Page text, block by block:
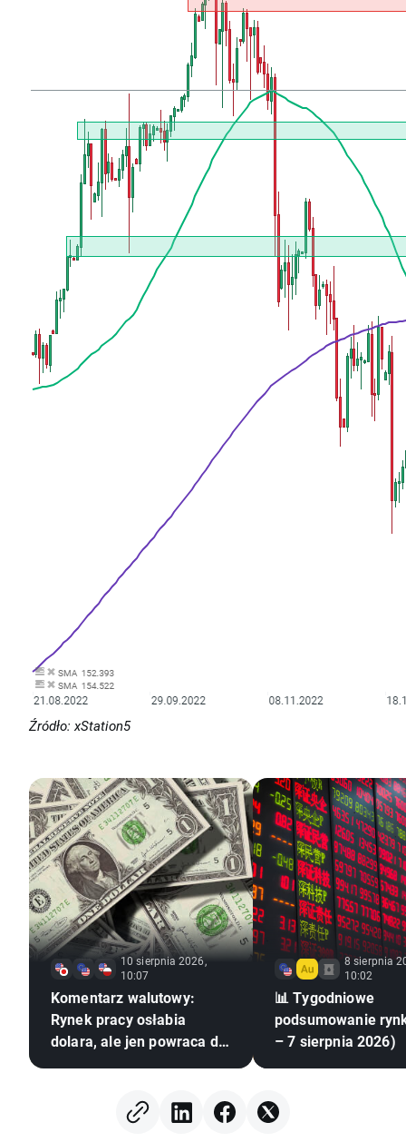
Źródło: xStation5
10 sierpnia 2026,
10:07
Komentarz walutowy:
Rynek pracy osłabia
dolara, ale jen powraca do
8 sierpnia
10:02
📊 Tygodniowe
podsumowanie
– 7 sierpnia 2026)